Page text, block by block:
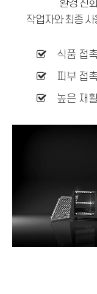
환경 친
작업자와 최종
식품 접
피부 접
높은 재